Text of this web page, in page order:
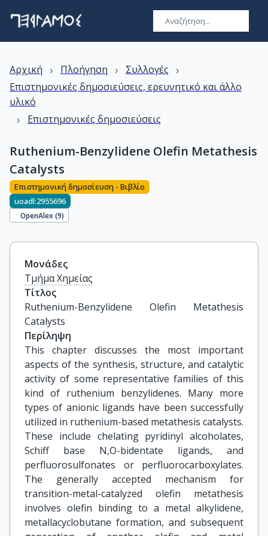
Αρχική › Πλοήγηση › Συλλογές ›
Επιστημονικές δημοσιεύσεις, ερευνητικό και άλλο
υλικό
› Επιστημονικές δημοσιεύσεις
Ruthenium-Benzylidene Olefin Metathesis
Catalysts
Επιστημονική δημοσίευση - Βιβλίο
uoadl:2955696
OpenAlex (9)
Μονάδες
Τμήμα Χημείας
Τίτλος
Ruthenium-Benzylidene Olefin Metathesis
Catalysts
Περίληψη
This chapter discusses the most important
aspects of the synthesis, structure, and catalytic
activity of some representative families of this
kind of ruthenium benzylidenes. Many more
types of anionic ligands have been successfully
utilized in ruthenium-based metathesis catalysts.
These include chelating pyridinyl alcoholates,
Schiff base N,O-bidentate ligands, and
perfluorosulfonates or perfluorocarboxylates.
The generally accepted mechanism for
transition-metal-catalyzed olefin metathesis
involves olefin binding to a metal alkylidene,
metallacyclobutane formation, and subsequent